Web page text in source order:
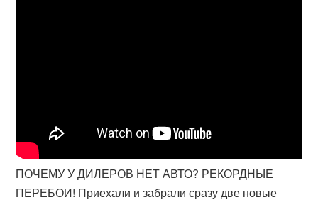
ПОЧЕМУ У ДИЛЕРОВ НЕТ АВТО? РЕКОРДНЫЕ
ПЕРЕБОИ! Приехали и забрали сразу две новые